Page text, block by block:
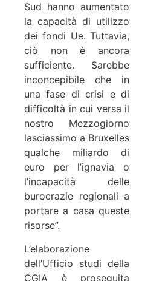
Sud hanno aumentato
la capacità di utilizzo
dei fondi Ue. Tuttavia,
ciò non è ancora
sufficiente. Sarebbe
inconcepibile che in
una fase di crisi e di
difficoltà in cui versa il
nostro Mezzogiorno
lasciassimo a Bruxelles
qualche miliardo di
euro per l’ignavia o
l’incapacità delle
burocrazie regionali a
portare a casa queste
risorse”.
L’elaborazione
dell’Ufficio studi della
CGIA è proseguita